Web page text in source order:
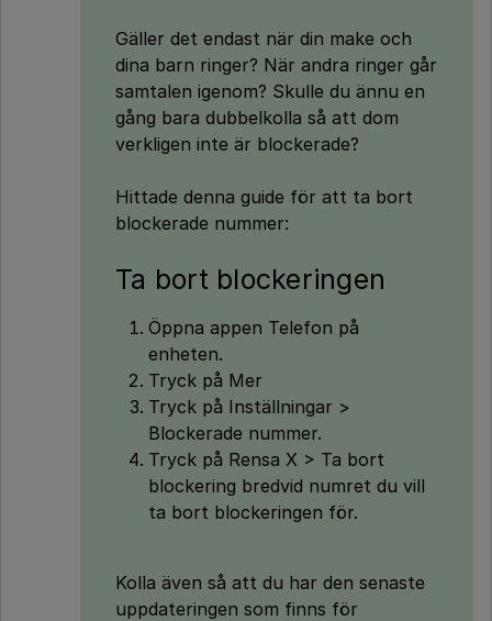
Gäller det endast när din make och
dina barn ringer? När andra ringer går
samtalen igenom? Skulle du ännu en
gång bara dubbelkolla så att dom
verkligen inte är blockerade?
Hittade denna guide för att ta bort
blockerade nummer:
Ta bort blockeringen
Öppna appen Telefon på
enheten.
Tryck på Mer
Tryck på Inställningar >
Blockerade nummer.
Tryck på Rensa X > Ta bort
blockering bredvid numret du vill
ta bort blockeringen för.
Kolla även så att du har den senaste
uppdateringen som finns för